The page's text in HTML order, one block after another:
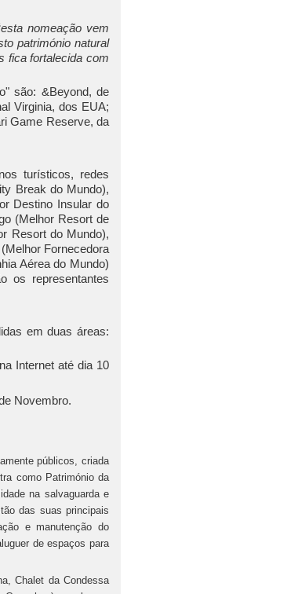
esta nomeação vem
património natural
fica fortalecida com
são: &Beyond, de
Virginia, dos EUA;
Game Reserve, da
turísticos, redes
Break do Mundo),
Destino Insular do
(Melhor Resort de
Resort do Mundo),
Fornecedora
Aérea do Mundo)
os representantes
em duas áreas:
Internet até dia 10
Novembro.
públicos, criada
como Património da
na salvaguarda e
das suas principais
e manutenção do
de espaços para
Chalet da Condessa